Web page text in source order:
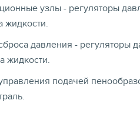
узлы - регуляторы
жидкости.
давления - регуляторы
жидкости.
подачей